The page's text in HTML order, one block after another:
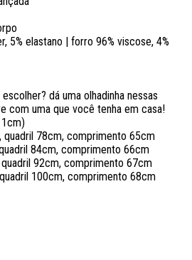
5% elastano | forro 96% viscose, 4%
dá uma olhadinha nessas
com uma que você tenha em casa!
quadril 78cm, comprimento 65cm
84cm, comprimento 66cm
92cm, comprimento 67cm
100cm, comprimento 68cm